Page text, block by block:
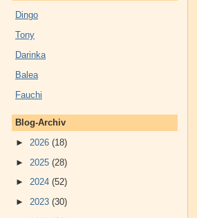
Dingo
Tony
Darinka
Balea
Fauchi
Blog-Archiv
► 2026 (18)
► 2025 (28)
► 2024 (52)
► 2023 (30)